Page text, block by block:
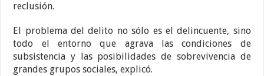
reclusión.
El problema del delito no sólo es el delincuente, sino
todo el entorno que agrava las condiciones de
subsistencia y las posibilidades de sobrevivencia de
grandes grupos sociales, explicó.